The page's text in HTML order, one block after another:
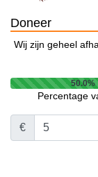
Doneer
Wij zijn geheel
50.0%
Percentage
€